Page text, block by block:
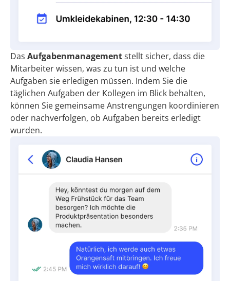
Das Aufgabenmanagementstellt sicher, dass die
Mitarbeiter wissen, was zu tun ist und welche
Aufgaben sie erledigen müssen. Indem Sie die
täglichen Aufgaben der Kollegen im Blick behalten,
können Sie gemeinsame Anstrengungen koordinieren
oder nachverfolgen, ob Aufgaben bereits erledigt
wurden.